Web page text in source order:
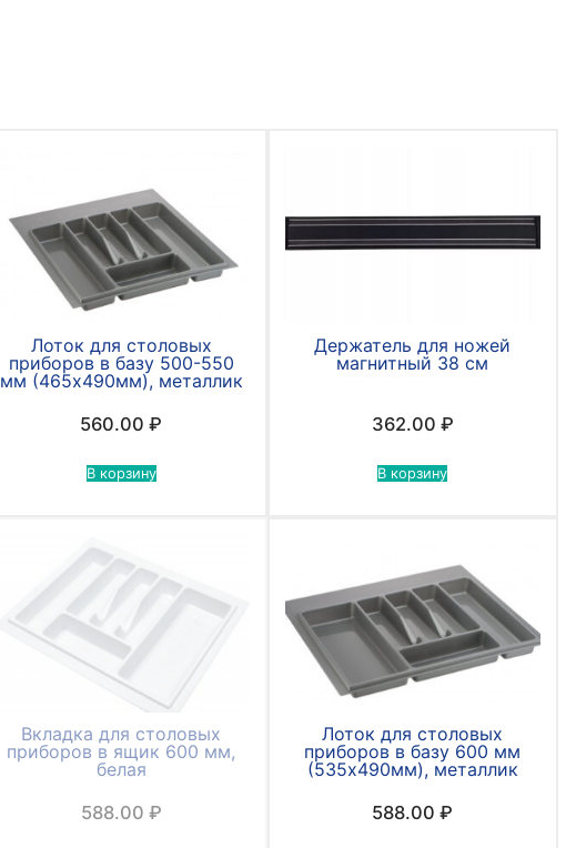
Лоток для столовых
приборов в базу 500-550
мм (465х490мм), металлик
560.00₽
В корзину
Держатель для ножей
магнитный 38 см
362.00 ₽
В корзину
Вкладка для столовых
приборов в ящик 600 мм,
белая
588.00 ₽
Лоток для столовых
приборов в базу 600 мм
(535х490мм), металлик
588.00₽